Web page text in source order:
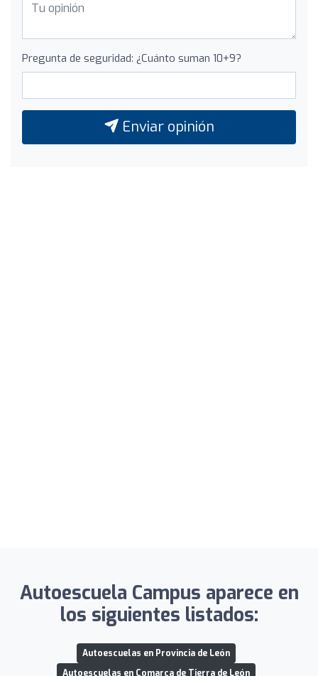
Pregunta de seguridad: ¿Cuánto suman 10+9?
Enviar opinión
Autoescuela Campus aparece en
los siguientes listados:
Autoescuelas en Provincia de León
Autoescuelas en Comarca de Tierra de León